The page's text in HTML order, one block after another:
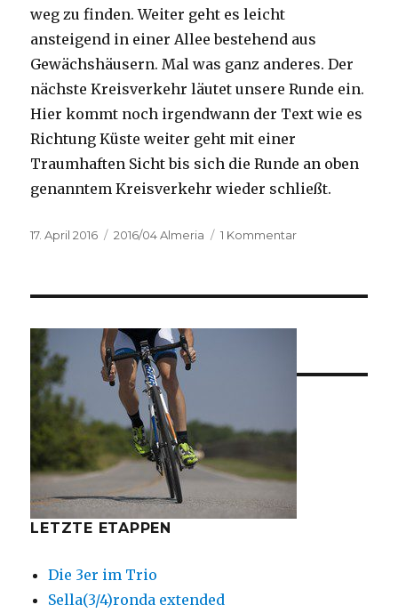
weg zu finden. Weiter geht es leicht
ansteigend in einer Allee bestehend aus
Gewächshäusern. Mal was ganz anderes. Der
nächste Kreisverkehr läutet unsere Runde ein.
Hier kommt noch irgendwann der Text wie es
Richtung Küste weiter geht mit einer
Traumhaften Sicht bis sich die Runde an oben
genanntem Kreisverkehr wieder schließt.
Veröffentlicht
17. April 2016 Kategorien
2016/04 Almeria 1 Kommentarzu
LETZTE ETAPPEN
Die 3er im Trio
Sella(3/4)ronda extended